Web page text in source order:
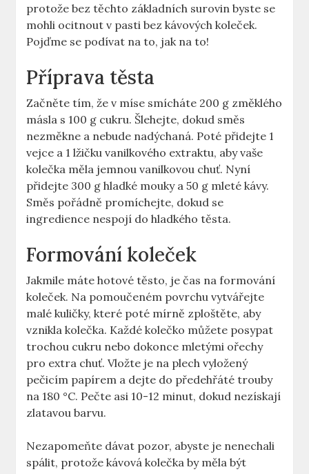
protože bez těchto základních surovin byste se
mohli ocitnout v pasti bez kávových koleček.
Pojďme se podívat na to, jak na to!
Příprava těsta
Začněte tím, že v míse smícháte 200 g změklého
másla s 100 g cukru. Šlehejte, dokud směs
nezměkne a nebude nadýchaná. Poté přidejte 1
vejce a 1 lžičku vanilkového extraktu, aby vaše
kolečka měla jemnou vanilkovou chuť. Nyní
přidejte 300 g hladké mouky a 50 g mleté kávy.
Směs pořádně promíchejte, dokud se
ingredience nespojí do hladkého těsta.
Formování koleček
Jakmile máte hotové těsto, je čas na formování
koleček. Na pomoučeném povrchu vytvářejte
malé kuličky, které poté mírně zploštěte, aby
vznikla kolečka. Každé kolečko můžete posypat
trochou cukru nebo dokonce mletými ořechy
pro extra chuť. Vložte je na plech vyložený
pečicím papírem a dejte do předehřáté trouby
na 180 °C. Pečte asi 10-12 minut, dokud nezískají
zlatavou barvu.
Nezapomeňte dávat pozor, abyste je nenechali
spálit, protože kávová kolečka by měla být